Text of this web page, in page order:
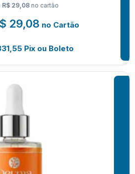
R$ 29,08no cartão
29,08 no Cartão
Pix ou Boleto